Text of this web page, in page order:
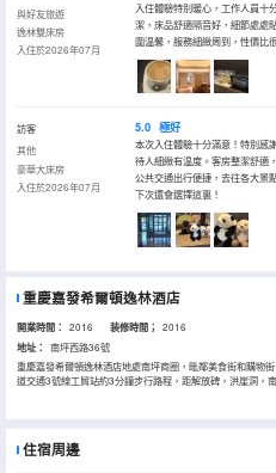
與好友旅遊
逸林雙床房
入住於2026年07月
入住體驗特別暖心，工作人員十
潔，床品舒適隔音好，細節處處
圍温馨，服務細緻周到，性價比
訪客
其他
豪華大床房
入住於2026年07月
5.0 極好
本次入住體驗十分滿意！特別感
待人細緻有温度。客房整潔舒適
公共交通出行便捷，去往各大景
下次還會選擇這裏！
重慶嘉發希爾頓逸林酒店
開業時間： 2016 装修時間； 2016
地址：
南坪西路36號
重慶嘉發希爾頓逸林酒店地處南坪商圈，毗鄰美食街和購物
道交通3號線工貿站約3分鐘步行路程，距解放碑，洪崖洞，
酒店精心設計的客房內為您貼心設計了落地窗及其他綜合性
活動還是休閒旅遊，重慶嘉發希爾頓逸林酒店都將成為您的理
住宿周邊